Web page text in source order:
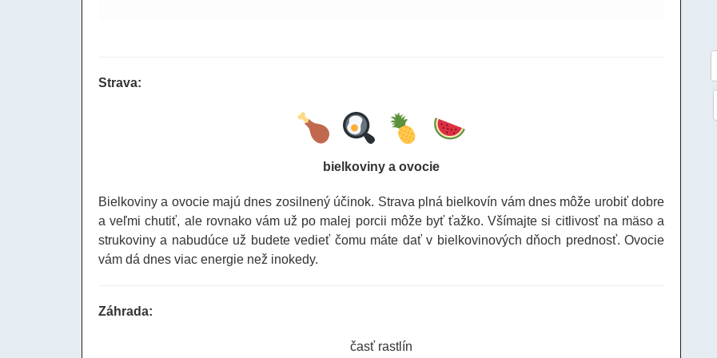
Strava:
bielkoviny a ovocie
Bielkoviny a ovocie majú dnes zosilnený účinok. Strava plná bielkovín vám dnes môže urobiť dobre
a veľmi chutiť, ale rovnako vám už po malej porcii môže byť ťažko. Všímajte si citlivosť na mäso a
strukoviny a nabudúce už budete vedieť čomu máte dať v bielkovinových dňoch prednosť. Ovocie
vám dá dnes viac energie než inokedy.
Záhrada:
časť rastlín